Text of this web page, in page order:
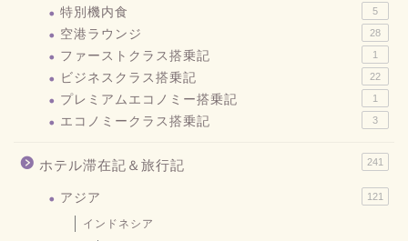
特別機内食 5
空港ラウンジ 28
ファーストクラス搭乗記 1
ビジネスクラス搭乗記 22
プレミアムエコノミー搭乗記 1
エコノミークラス搭乗記 3
ホテル滞在記＆旅行記 241
アジア 121
インドネシア